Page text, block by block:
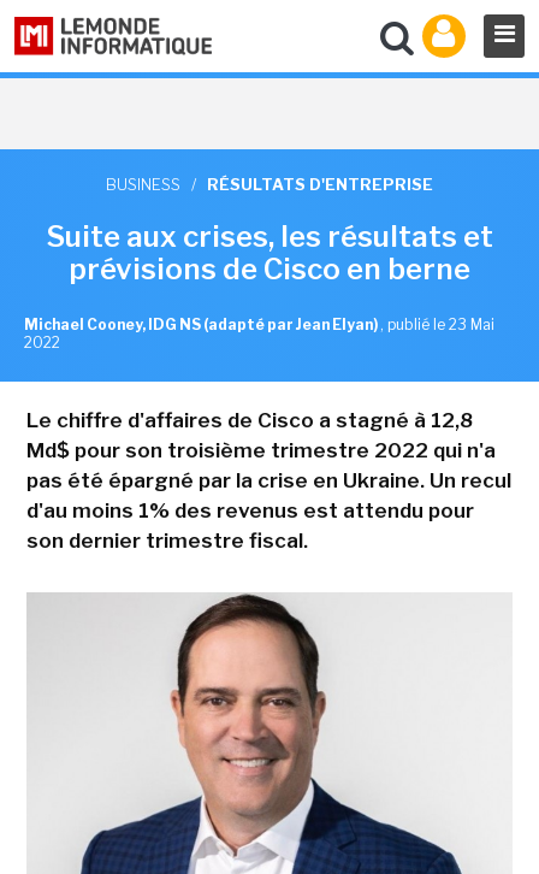
BUSINESS / RÉSULTATS D'ENTREPRISE
Suite aux crises, les résultats et
prévisions de Cisco en berne
Michael Cooney, IDG NS (adapté par Jean Elyan) , publié le 23 Mai
2022
Le chiffre d'affaires de Cisco a stagné à 12,8
Md$ pour son troisième trimestre 2022 qui n'a
pas été épargné par la crise en Ukraine. Un recul
d'au moins 1% des revenus est attendu pour
son dernier trimestre fiscal.